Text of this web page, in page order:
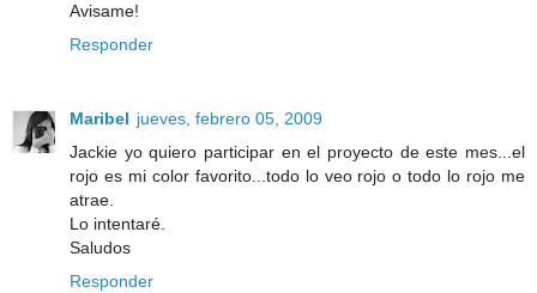
Avisame!
Responder
Maribel jueves, febrero 05, 2009
Jackie yo quiero participar en el proyecto de este mes...el
rojo es mi color favorito...todo lo veo rojo o todo lo rojo me
atrae.
Lo intentaré.
Saludos
Responder